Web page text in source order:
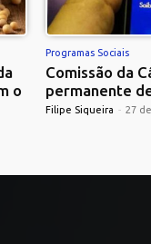
o
Programas Sociais
Comissão da
permanente
Filipe Siqueira - 27